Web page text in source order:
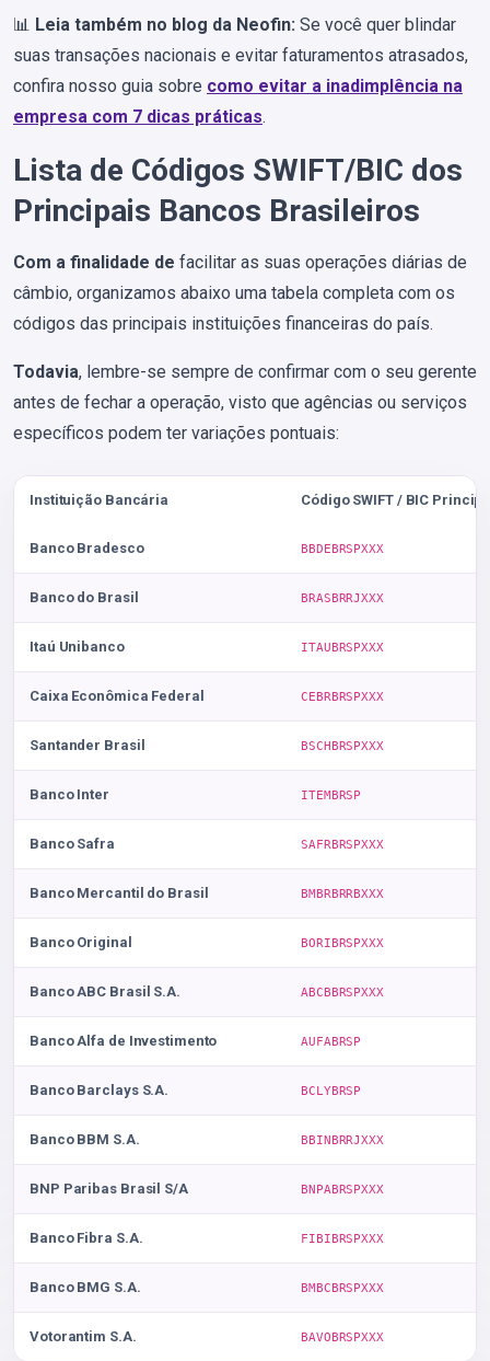
📊 Leia também no blog da Neofin: Se você quer blindar
suas transações nacionais e evitar faturamentos atrasados,
confira nosso guia sobre como evitar a inadimplência na
empresa com 7 dicas práticas.
Lista de Códigos SWIFT/BIC dos
Principais Bancos Brasileiros
Com a finalidade de facilitar as suas operações diárias de
câmbio, organizamos abaixo uma tabela completa com os
códigos das principais instituições financeiras do país.
Todavia, lembre-se sempre de confirmar com o seu gerente
antes de fechar a operação, visto que agências ou serviços
específicos podem ter variações pontuais:
Instituição Bancária Código SWIFT / BIC
Banco Bradesco BBDEBRSPXXX
Banco do Brasil BRASBRRJXXX
Itaú Unibanco ITAUBRSPXXX
Caixa Econômica Federal CEBRBRSPXXX
Santander Brasil BSCHBRSPXXX
Banco Inter ITEMBRSP
Banco Safra SAFRBRSPXXX
Banco Mercantil do Brasil BMBRBRRBXXX
Banco Original BORIBRSPXXX
Banco ABC Brasil S.A. ABCBBRSPXXX
Banco Alfa de Investimento AUFABRSP
Banco Barclays S.A. BCLYBRSP
Banco BBM S.A. BBINBRRJXXX
BNP Paribas Brasil S/A BNPABRSPXXX
Banco Fibra S.A. FIBIBRSPXXX
Banco BMG S.A. BMBCBRSPXXX
Votorantim S.A. BAVOBRSPXXX